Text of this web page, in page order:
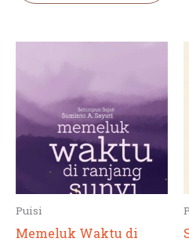
Puisi
Memeluk Waktu di